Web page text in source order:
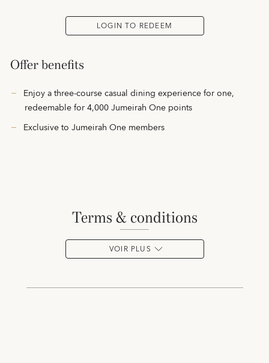
LOGIN TO REDEEM
Offer benefits
Enjoy a three-course casual dining experience for one,
redeemable for 4,000 Jumeirah One points
Exclusive to Jumeirah One members
terms & conditions
VOIR PLUS